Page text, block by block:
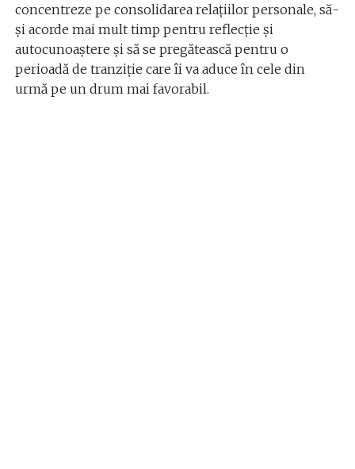
concentreze pe consolidarea relațiilor personale, să-
și acorde mai mult timp pentru reflecție și
autocunoaștere și să se pregătească pentru o
perioadă de tranziție care îi va aduce în cele din
urmă pe un drum mai favorabil.